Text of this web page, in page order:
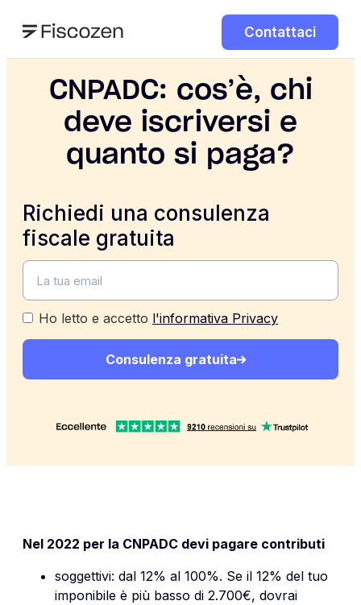
Contattaci
CNPADC: cos’è, chi
deve iscriversi e
quanto si paga?
Richiedi una consulenza
fiscale gratuita
Ho letto e accetto l'informativa Privacy
Consulenza gratuita
Nel 2022 per la CNPADC devi pagare contributi
soggettivi: dal 12% al 100%. Se il 12% del tuo
imponibile è più basso di 2.700€, dovrai